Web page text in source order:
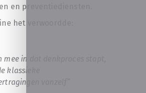
en preventiediensten.
het verwoordde:
mee in dat denkproces stapt,
klassieke
vanzelf”